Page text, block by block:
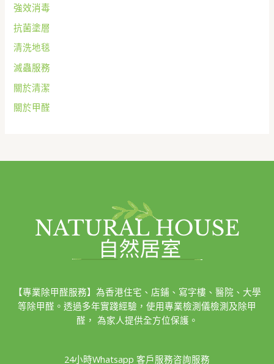
強效消毒
抗菌塗層
清洗地毯
滅蟲服務
關於清潔
關於甲醛
【專業除甲醛服務】為香港住宅、店鋪、寫字樓、醫院、大學
等除甲醛。透過多年實踐經驗，使用專業檢測儀檢測及除甲
醛， 為家人提供全方位保護。
24小時Whatsapp 客戶服務咨詢服務